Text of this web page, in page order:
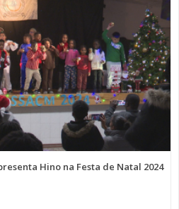
Hino na Festa de Natal 2024